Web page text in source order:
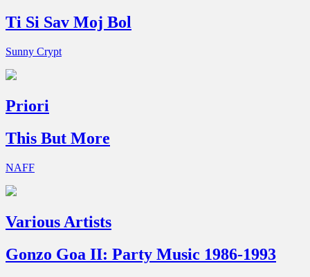
Ti Si Sav Moj Bol
Sunny Crypt
Priori
This But More
NAFF
Various Artists
Gonzo Goa II: Party Music 1986-1993